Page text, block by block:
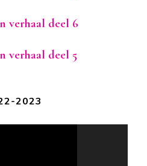
verhaal deel 6
verhaal deel 5
2023